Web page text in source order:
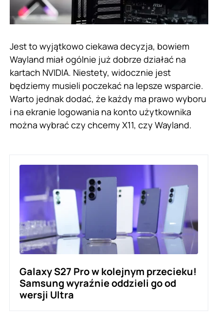
Jest to wyjątkowo ciekawa decyzja, bowiem
Wayland miał ogólnie już dobrze działać na
kartach NVIDIA. Niestety, widocznie jest
będziemy musieli poczekać na lepsze wsparcie.
Warto jednak dodać, że każdy ma prawo wyboru
i na ekranie logowania na konto użytkownika
można wybrać czy chcemy X11, czy Wayland.
Galaxy S27 Pro w kolejnym przecieku!
Samsung wyraźnie oddzieli go od
wersji Ultra